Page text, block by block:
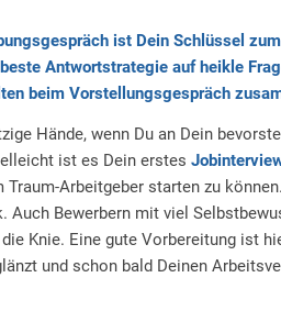
ist Dein Schlüssel
Antwortstrategie auf heikle
beim Vorstellungsgespräch
Hände, wenn Du an Dein
ist es Dein erstes
Traum-Arbeitgeber starten zu
Auch Bewerbern mit viel
Knie. Eine gute Vorbereitung ist
und schon bald Deinen